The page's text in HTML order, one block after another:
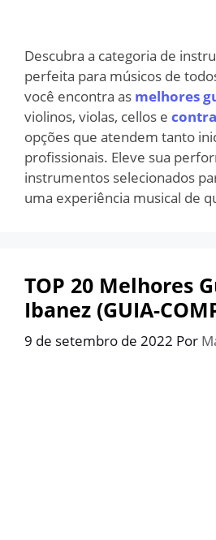
Descubra a categoria de
perfeita para músicos de
você encontra as melhores
violinos, violas, cellos e
opções que atendem tanto
profissionais. Eleve sua
instrumentos selecionados
uma experiência musical de
TOP 20 Melhores
Ibanez (GUIA-
9 de setembro de 2022 Por